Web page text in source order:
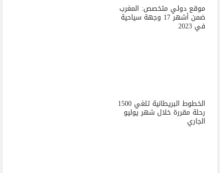
موقع دولي متخصص: المغرب
ضمن أشهر 17 وجهة سياحية
في 2023
الخطوط البريطانية تلغي 1500
رحلة مقررة خلال شهر يوليو
الجاري